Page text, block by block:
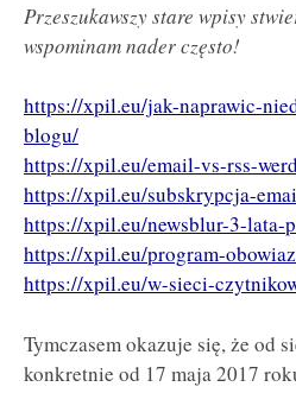
Przeszukawszy stare wpisy
wspominam nader często!
https://xpil.eu/jak-naprawic-
blogu/
https://xpil.eu/email-vs-rss-
https://xpil.eu/subskrypcja-
https://xpil.eu/newsblur-3-lata-
https://xpil.eu/program-
https://xpil.eu/w-sieci-
Tymczasem okazuje się, że od
konkretnie od 17 maja 2017